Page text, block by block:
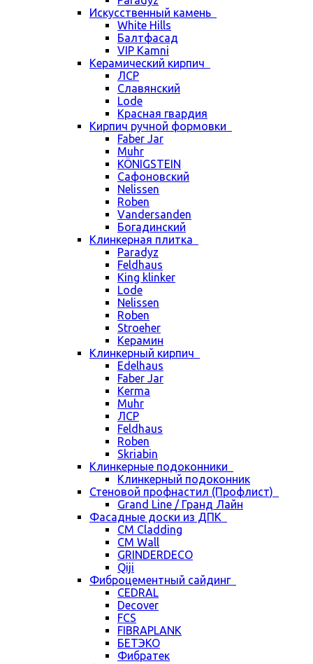
Искусственный камень
White Hills
Балтфасад
VIP Kamni
Керамический кирпич
ЛСР
Славянский
Lode
Красная гвардия
Кирпич ручной формовки
Faber Jar
Muhr
KÖNIGSTEIN
Сафоновский
Nelissen
Roben
Vandersanden
Богадинский
Клинкерная плитка
Paradyz
Feldhaus
King klinker
Lode
Nelissen
Roben
Stroeher
Керамин
Клинкерный кирпич
Edelhaus
Faber Jar
Kerma
Muhr
ЛСР
Feldhaus
Roben
Skriabin
Клинкерные подоконники
Клинкерный подоконник
Стеновой профнастил (Профлист)
Grand Line / Гранд Лайн
Фасадные доски из ДПК
CM Cladding
CM Wall
GRINDERDECO
Qiji
Фиброцементный сайдинг
CEDRAL
Decover
FCS
FIBRAPLANK
БЕТЭКО
Фибратек